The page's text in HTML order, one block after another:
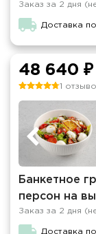
Заказ за 2 дня
Доставка
48 640 ₽
1
Банкетное
персон на
Заказ за 2 дня
Доставка